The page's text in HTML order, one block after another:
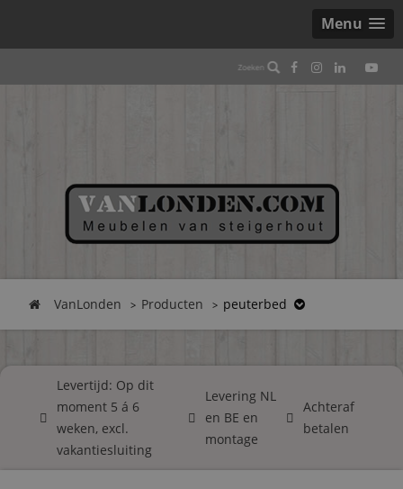
Menu
VanLonden Producten peuterbed
Levertijd: Op dit
moment 5 á 6
weken, excl.
vakantiesluiting
Levering NL
en BE en
montage
Achteraf
betalen